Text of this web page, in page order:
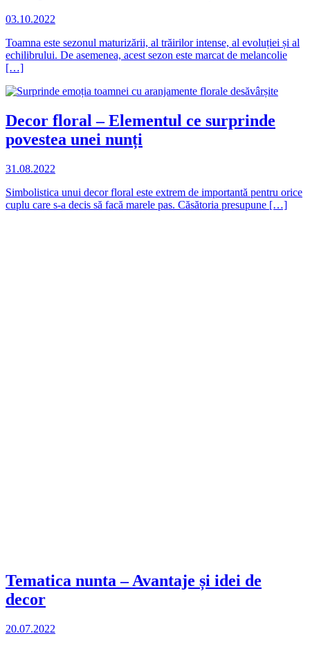
03.10.2022
Toamna este sezonul maturizării, al trăirilor intense, al evoluției și al
echilibrului. De asemenea, acest sezon este marcat de melancolie
[…]
Decor floral – Elementul ce surprinde
povestea unei nunți
31.08.2022
Simbolistica unui decor floral este extrem de importantă pentru orice
cuplu care s-a decis să facă marele pas. Căsătoria presupune […]
Tematica nunta – Avantaje și idei de
decor
20.07.2022